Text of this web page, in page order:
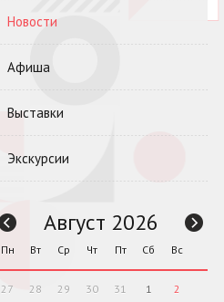
Новости
Афиша
Выставки
Экскурсии
Август 2026
Пн Вт Ср Чт Пт Сб Вс
27 28 29 30 31 1 2